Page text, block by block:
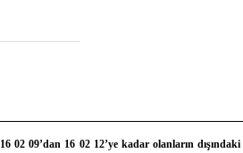
16 02 09’dan 16 02 12’ye kadar olanların